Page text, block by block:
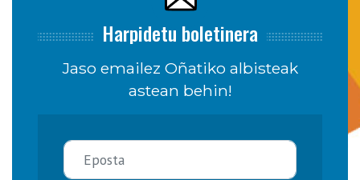
Harpidetu boletinera
Jaso emailez Oñatiko albisteak
astean behin!